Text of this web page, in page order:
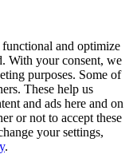
functional and optimize
With your consent, we
purposes. Some of
These help us
and ads here and on
or not to accept these
your settings,
.